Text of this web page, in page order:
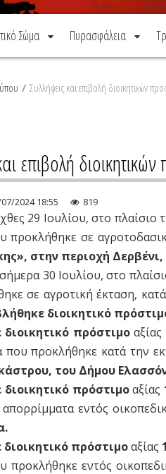
Σώμα Πυρασφάλεια
/ Συλλήψεις και επιβολή διοικητικών
επιβολή
2024 18:55 819
χθες 29 Ιουλίου, στο
προκλήθηκε σε
στην περιοχή
σήμερα 30 Ιουλίου, στο
σε αγροτική έκταση,
διοικητικό
διοικητικό πρόστιμοαξίας
που προκλήθηκε κατά την
του Δήμου
διοικητικό πρόστιμοαξίας
εντός
πρόστιμοαξίας
προκλήθηκε εντός